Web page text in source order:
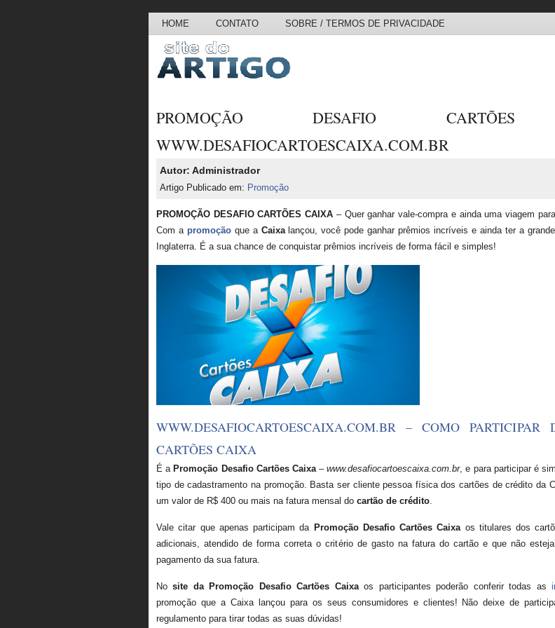
HOME CONTATO SOBRE / TERMOS DE PRIVACIDADE
PROMOÇÃO DESAFIO
WWW.DESAFIOCARTOESCAIXA.COM.BR
Autor: Administrador
Artigo Publicado em: Promoção
PROMOÇÃO DESAFIO CARTÕES CAIXA – Quer ganhar vale-compra e ainda uma viagem
Com a promoçãoque a Caixalançou, você pode ganhar prêmios incríveis e ainda ter a
Inglaterra. É a sua chance de conquistar prêmios incríveis de forma fácil e simples!
WWW.DESAFIOCARTOESCAIXA.COM.BR – COMO PARTICIPAR
CARTÕES CAIXA
É a Promoção Desafio Cartões Caixa–www.desafiocartoescaixa.com.br, e para participar é
tipo de cadastramento na promoção. Basta ser cliente pessoa física dos cartões de crédito da
um valor de R$ 400 ou mais na fatura mensal do cartão de crédito.
Vale citar que apenas participam da Promoção Desafio Cartões Caixaos titulares dos
adicionais, atendido de forma correta o critério de gasto na fatura do cartão e que não
pagamento da sua fatura.
Nosite da Promoção Desafio Cartões Caixaos participantes poderão conferir todas as
promoção que a Caixa lançou para os seus consumidores e clientes! Não deixe de
regulamento para tirar todas as suas dúvidas!